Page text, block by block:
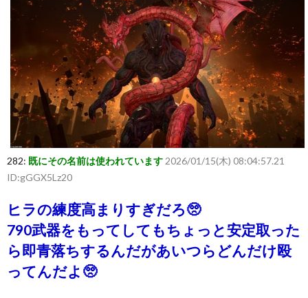
282: 既にその名前は使われています 2026/01/15(木) 08:04:57.21
ID:gGGX5Lz20
ヒラの練度高まりすぎだろ🥺
790武器をもってしてもちょっと安定取った
ら即青落ちするんだがあいつらどんだけ殴
ってんだよ🥺